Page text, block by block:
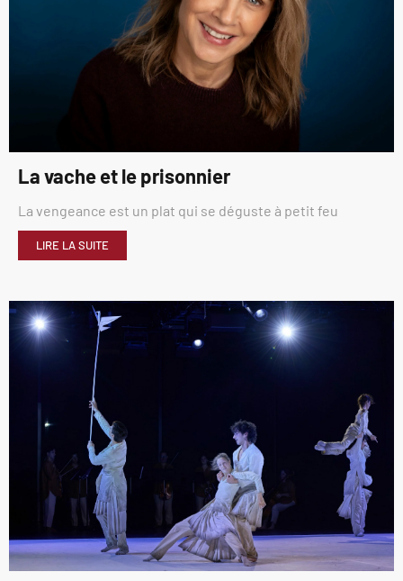
La vache et le prisonnier
La vengeance est un plat qui se déguste à petit feu
LIRE LA SUITE